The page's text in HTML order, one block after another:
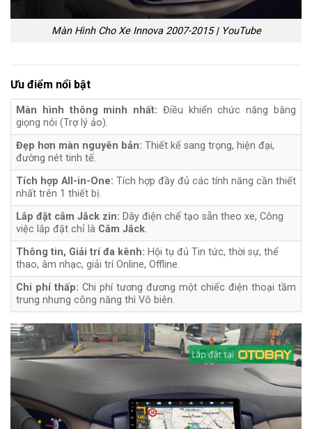
Màn Hình Cho Xe Innova 2007-2015 | YouTube
Ưu điểm nổi bật
Màn hình thông minh nhất: Điều khiển chức năng bằng
giọng nói (Trợ lý ảo).
Đẹp hơn màn nguyên bản: Thiết kế sang trọng, hiện đại,
đường nét tinh tế.
Tích hợp All-in-One: Tích hợp đầy đủ các tính năng cần thiết
nhất trên 1 thiết bị.
Lắp đặt cắm Jắck zin: Dây điện chế tạo sẵn theo xe, Công
việc lắp đặt chỉ là Cắm Jắck.
Thông tin, Giải trí đa kênh: Hội tụ đủ Tin tức, thời sự, thể
thao, âm nhạc, giải trí Online, Offline.
Chi phí thấp: Chi phí tương đương một chiếc điện thoại tầm
trung nhưng công năng thì Vô biên.